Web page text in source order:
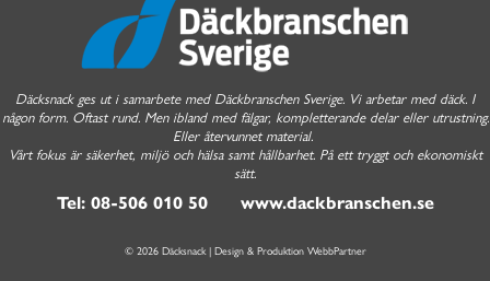
Däcksnack ges ut i samarbete med Däckbranschen Sverige. Vi arbetar med däck. I
någon form. Oftast rund. Men ibland med fälgar, kompletterande delar eller utrustning.
Eller återvunnet material.
Vårt fokus är säkerhet, miljö och hälsa samt hållbarhet. På ett tryggt och ekonomiskt
sätt.
Tel: 08-506 010 50 www.dackbranschen.se
© 2026 Däcksnack | Design & Produktion WebbPartner